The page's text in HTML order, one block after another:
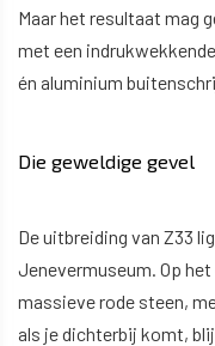
Maar het resultaat mag
met een
én aluminium
Die geweldige gevel
De uitbreiding van Z33
Jenevermuseum. Op
massieve rode steen,
als je dichterbij komt,